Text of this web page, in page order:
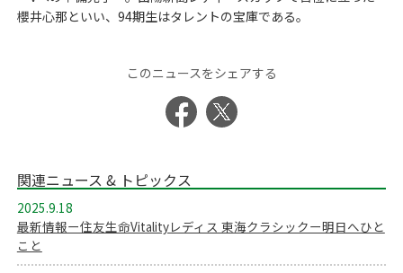
櫻井心那といい、94期生はタレントの宝庫である。
このニュースをシェアする
関連ニュース & トピックス
2025.9.18
最新情報ー住友生命Vitalityレディス 東海クラシックー明日へひと
こと